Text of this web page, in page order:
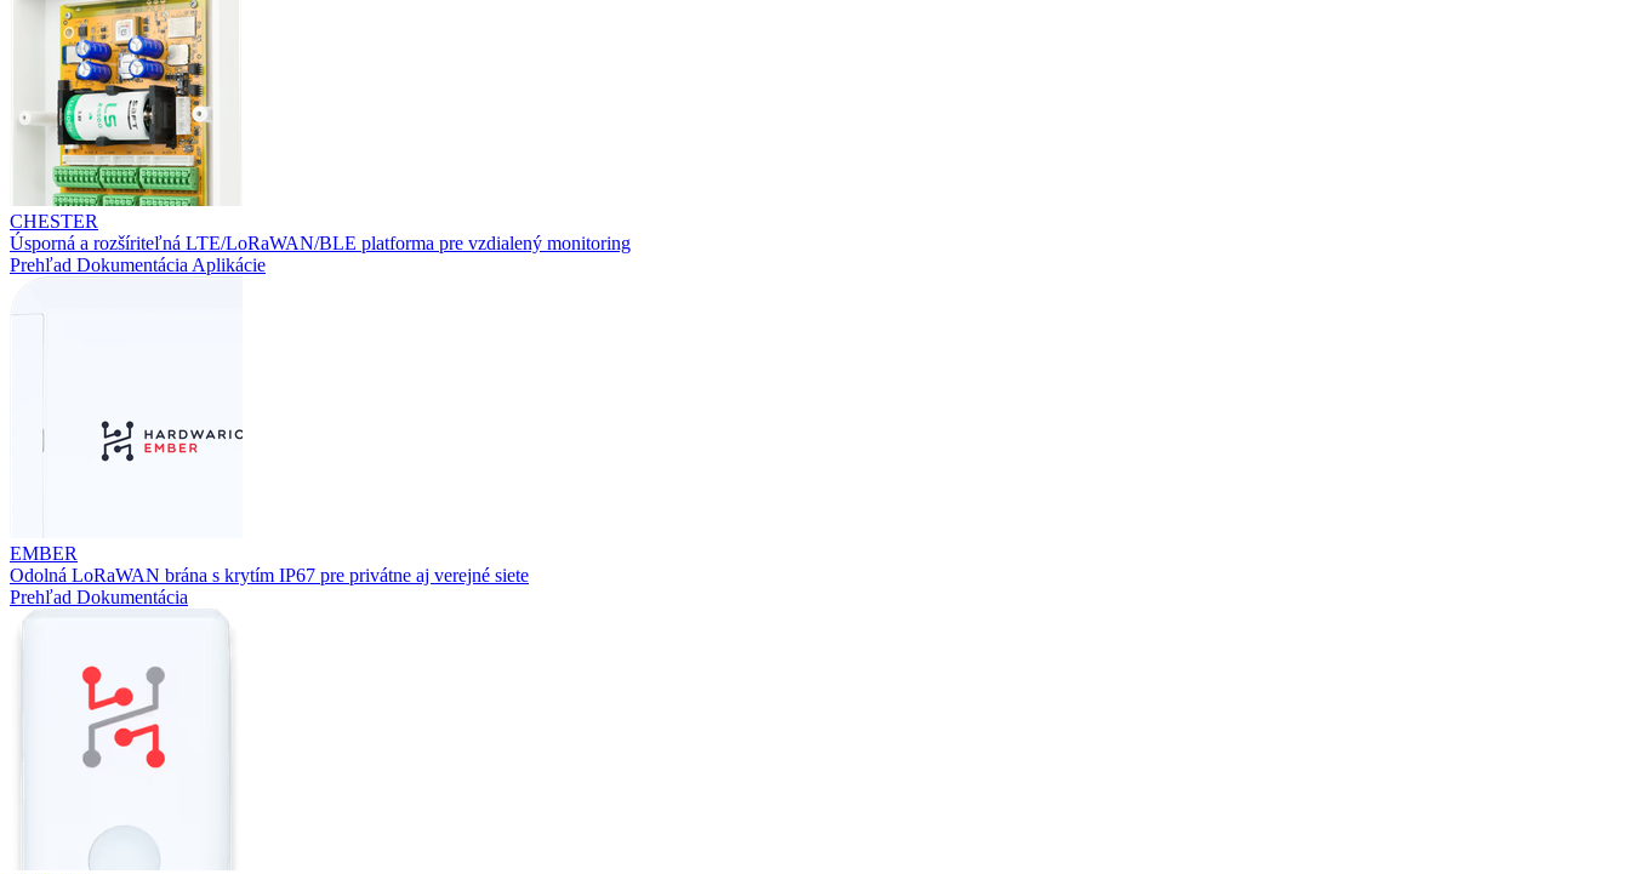
CHESTER
Úsporná a rozšíriteľná LTE/LoRaWAN/BLE platforma pre vzdialený monitoring
Prehľad Dokumentácia Aplikácie
EMBER
Odolná LoRaWAN brána s krytím IP67 pre privátne aj verejné siete
Prehľad Dokumentácia